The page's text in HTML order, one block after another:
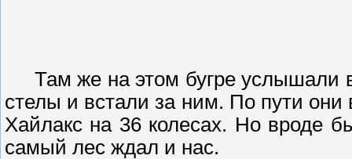
Там же на этом бугре услышали
стелы и встали за ним. По пути они
Хайлакс на 36 колесах. Но вроде
самый лес ждал и нас.